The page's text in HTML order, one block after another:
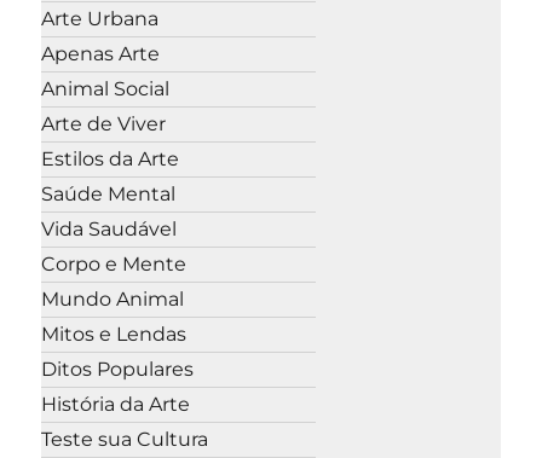
Arte Urbana
Apenas Arte
Animal Social
Arte de Viver
Estilos da Arte
Saúde Mental
Vida Saudável
Corpo e Mente
Mundo Animal
Mitos e Lendas
Ditos Populares
História da Arte
Teste sua Cultura